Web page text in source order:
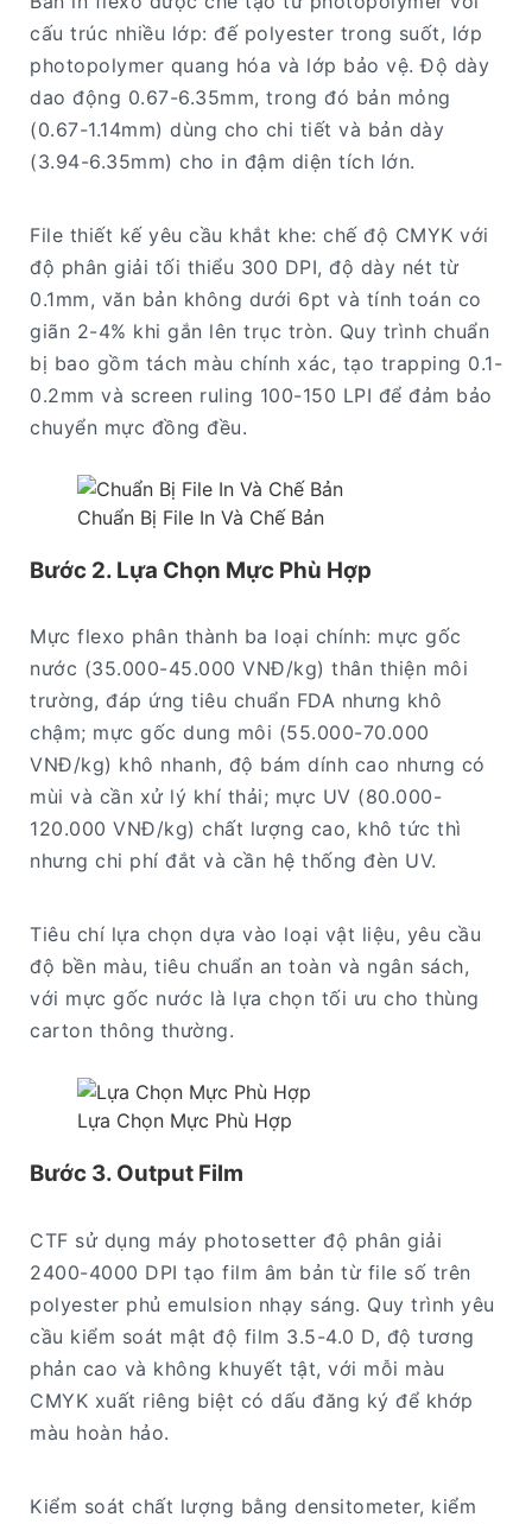
cấu trúc nhiều lớp: đế polyester trong suốt, lớp
photopolymer quang hóa và lớp bảo vệ. Độ dày
dao động 0.67-6.35mm, trong đó bản mỏng
(0.67-1.14mm) dùng cho chi tiết và bản dày
(3.94-6.35mm) cho in đậm diện tích lớn.
File thiết kế yêu cầu khắt khe: chế độ CMYK với
độ phân giải tối thiểu 300 DPI, độ dày nét từ
0.1mm, văn bản không dưới 6pt và tính toán co
giãn 2-4% khi gắn lên trục tròn. Quy trình chuẩn
bị bao gồm tách màu chính xác, tạo trapping 0.1-
0.2mm và screen ruling 100-150 LPI để đảm bảo
chuyển mực đồng đều.
Chuẩn Bị File In Và Chế Bản
Bước 2. Lựa Chọn Mực Phù Hợp
Mực flexo phân thành ba loại chính: mực gốc
nước (35.000-45.000 VNĐ/kg) thân thiện môi
trường, đáp ứng tiêu chuẩn FDA nhưng khô
chậm; mực gốc dung môi (55.000-70.000
VNĐ/kg) khô nhanh, độ bám dính cao nhưng có
mùi và cần xử lý khí thải; mực UV (80.000-
120.000 VNĐ/kg) chất lượng cao, khô tức thì
nhưng chi phí đắt và cần hệ thống đèn UV.
Tiêu chí lựa chọn dựa vào loại vật liệu, yêu cầu
độ bền màu, tiêu chuẩn an toàn và ngân sách,
với mực gốc nước là lựa chọn tối ưu cho thùng
carton thông thường.
Lựa Chọn Mực Phù Hợp
Bước 3. Output Film
CTF sử dụng máy photosetter độ phân giải
2400-4000 DPI tạo film âm bản từ file số trên
polyester phủ emulsion nhạy sáng. Quy trình yêu
cầu kiểm soát mật độ film 3.5-4.0 D, độ tương
phản cao và không khuyết tật, với mỗi màu
CMYK xuất riêng biệt có dấu đăng ký để khớp
màu hoàn hảo.
Kiểm soát chất lượng bằng densitometer, kiểm